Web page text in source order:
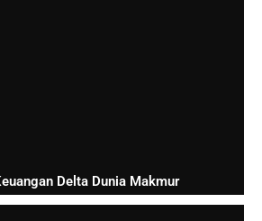
Delta Dunia Makmur